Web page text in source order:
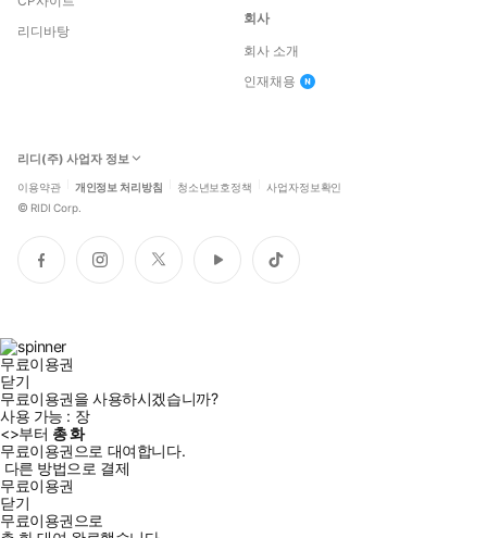
리디바탕
회사
회사 소개
인재채용
리디(주) 사업자 정보
이용약관 개인정보 처리방침 청소년보호정책 사업자정보확인
© RIDI Corp.
페
이
인
스
트
위
유
튜
틱
톡
무료이용권
닫기
무료이용권을 사용하시겠습니까?
사용 가능 : 장
<>부터 총화
무료이용권으로 대여합니다.
다른 방법으로 결제
무료이용권
닫기
무료이용권으로